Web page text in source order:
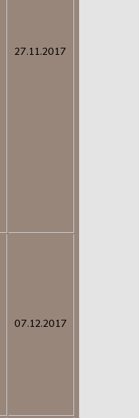
27.11.2017
07.12.2017